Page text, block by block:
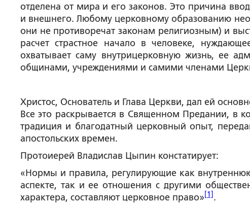
отделена от мира и его законов. Это причина
и внешнего. Любому церковному образованию
они не противоречат законам религиозным) и
расчет страстное начало в человеке,
охватывает саму внутрицерковную жизнь, ее
общинами, учреждениями и самими членами
Христос, Основатель и Глава Церкви, дал ей
Все это раскрывается в Священном Предании, в
традиция и благодатный церковный опыт,
апостольских времен.
Протоиерей Владислав Цыпин констатирует:
«Нормы и правила, регулирующие как
аспекте, так и ее отношения с другими
характера, составляют церковное право» [1] .